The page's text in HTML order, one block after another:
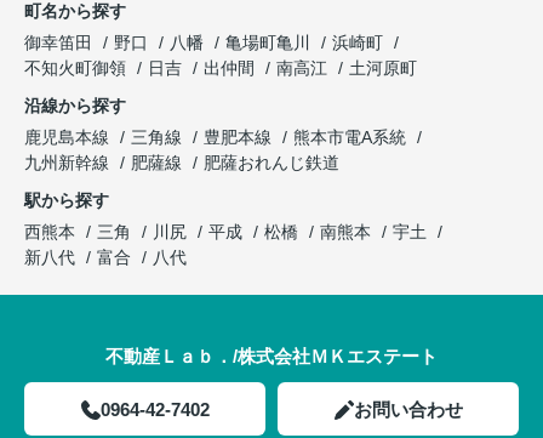
町名から探す
御幸笛田
野口 八幡 亀場町亀川
浜崎町
不知火町御領
日吉 出仲間 南高江
土河原町
沿線から探す
鹿児島本線
三角線 豊肥本線
熊本市電A系統
九州新幹線
肥薩線
肥薩おれんじ鉄道
駅から探す
西熊本
三角 川尻 平成 松橋 南熊本
宇土
新八代
富合 八代
不動産Ｌａｂ．/株式会社ＭＫエステート
0964-42-7402 お問い合わせ